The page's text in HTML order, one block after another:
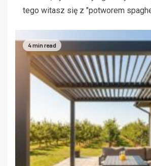
tego witasz się z "potworem
4 min read